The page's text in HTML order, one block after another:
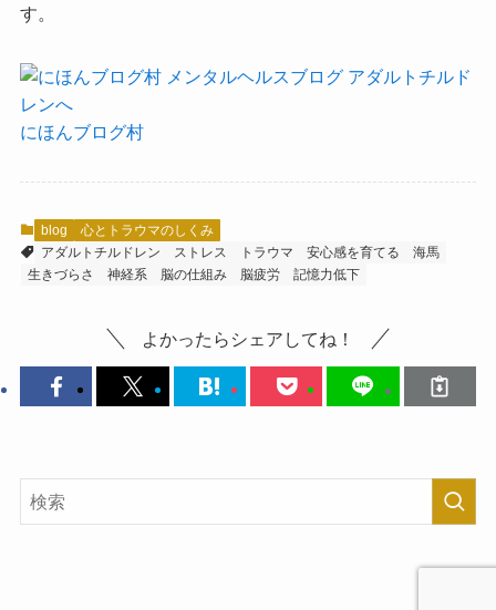
す。
にほんブログ村
blog
心とトラウマのしくみ
アダルトチルドレン
ストレス トラウマ 安心感を育てる
海馬
生きづらさ
神経系 脳の仕組み 脳疲労 記憶力低下
よかったらシェアしてね！